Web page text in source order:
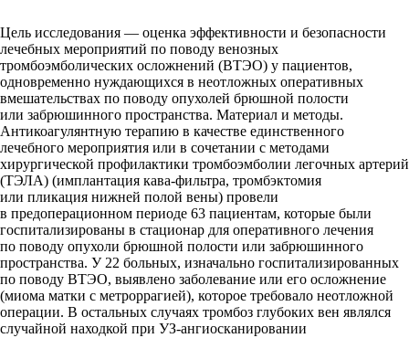
Цель исследования — оценка эффективности и безопасности
лечебных мероприятий по поводу венозных
тромбоэмболических осложнений (ВТЭО) у пациентов,
одновременно нуждающихся в неотложных оперативных
вмешательствах по поводу опухолей брюшной полости
или забрюшинного пространства. Материал и методы.
Антикоагулянтную терапию в качестве единственного
лечебного мероприятия или в сочетании с методами
хирургической профилактики тромбоэмболии легочных артерий
(ТЭЛА) (имплантация кава-фильтра, тромбэктомия
или пликация нижней полой вены) провели
в предоперационном периоде 63 пациентам, которые были
госпитализированы в стационар для оперативного лечения
по поводу опухоли брюшной полости или забрюшинного
пространства. У 22 больных, изначально госпитализированных
по поводу ВТЭО, выявлено заболевание или его осложнение
(миома матки с метроррагией), которое требовало неотложной
операции. В остальных случаях тромбоз глубоких вен являлся
случайной находкой при УЗ-ангиосканировании